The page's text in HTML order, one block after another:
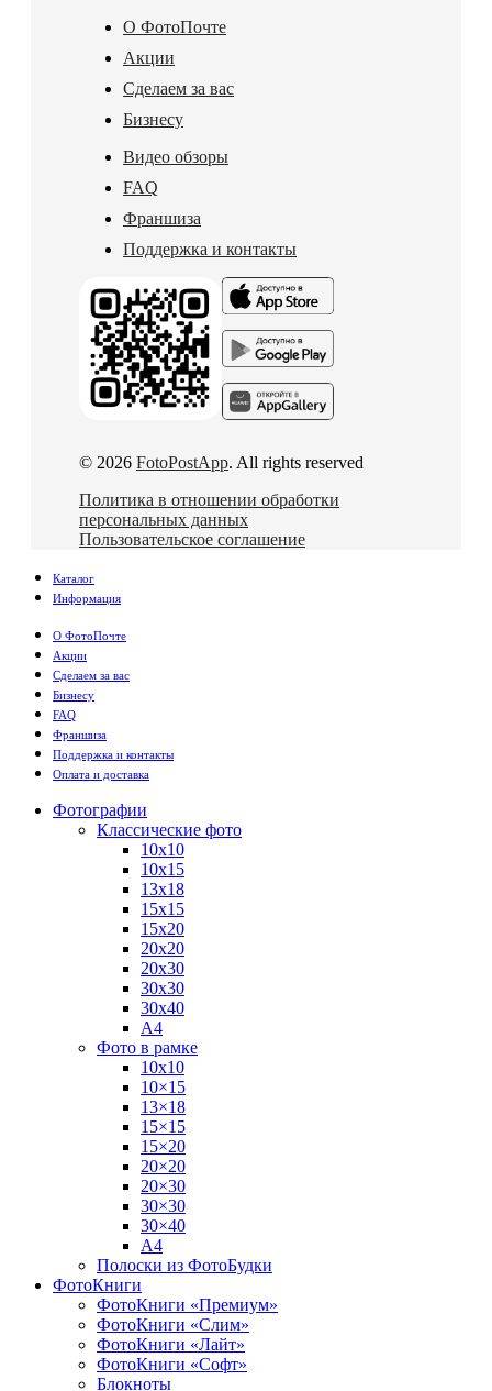
О ФотоПочте
Акции
Сделаем за вас
Бизнесу
Видео обзоры
FAQ
Франшиза
Поддержка и контакты
© 2026 FotoPostApp. All rights reserved
Политика в отношении обработки
персональных данных
Пользовательское соглашение
Каталог
Информация
О ФотоПочте
Акции
Сделаем за вас
Бизнесу
FAQ
Франшиза
Поддержка и контакты
Оплата и доставка
Фотографии
Классические фото
10х10
10х15
13х18
15х15
15х20
20х20
20х30
30х30
30х40
А4
Фото в рамке
10х10
10×15
13×18
15×15
15×20
20×20
20×30
30×30
30×40
A4
Полоски из ФотоБудки
ФотоКниги
ФотоКниги «Премиум»
ФотоКниги «Слим»
ФотоКниги «Лайт»
ФотоКниги «Софт»
Блокноты